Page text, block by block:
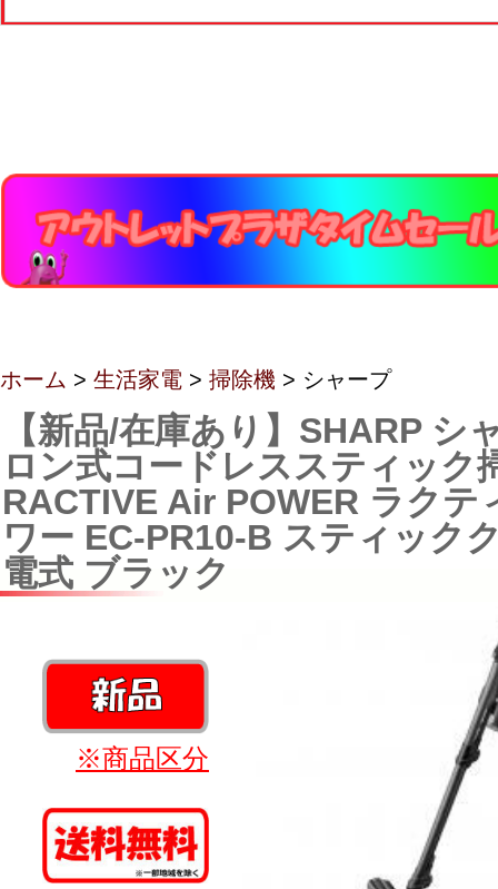
ホーム > 生活家電 > 掃除機 > シャープ
【新品/在庫あり】SHARP シ
ロン式コードレススティック
RACTIVE Air POWER ラクテ
ワー EC-PR10-B スティック
電式 ブラック
※商品区分